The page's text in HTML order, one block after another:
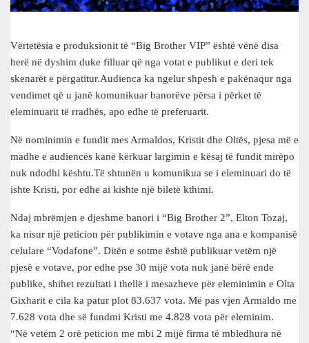
Vërtetësia e produksionit të “Big Brother VIP” është vënë disa
herë në dyshim duke filluar që nga votat e publikut e deri tek
skenarët e përgatitur.Audienca ka ngelur shpesh e pakënaqur nga
vendimet që u janë komunikuar banorëve përsa i përket të
eleminuarit të rradhës, apo edhe të preferuarit.
Në nominimin e fundit mes Armaldos, Kristit dhe Oltës, pjesa më e
madhe e audiencës kanë kërkuar largimin e kësaj të fundit mirëpo
nuk ndodhi kështu.Të shtunën u komunikua se i eleminuari do të
ishte Kristi, por edhe ai kishte një biletë kthimi.
Ndaj mbrëmjen e djeshme banori i “Big Brother 2”, Elton Tozaj,
ka nisur një peticion për publikimin e votave nga ana e kompanisë
celulare “Vodafone”. Ditën e sotme është publikuar vetëm një
pjesë e votave, por edhe pse 30 mijë vota nuk janë bërë ende
publike, shihet rezultati i thellë i mesazheve për eleminimin e Olta
Gixharit e cila ka patur plot 83.637 vota. Më pas vjen Armaldo me
7.628 vota dhe së fundmi Kristi me 4.828 vota për eleminim.
“Në vetëm 2 orë peticion me mbi 2 mijë firma të mbledhura në